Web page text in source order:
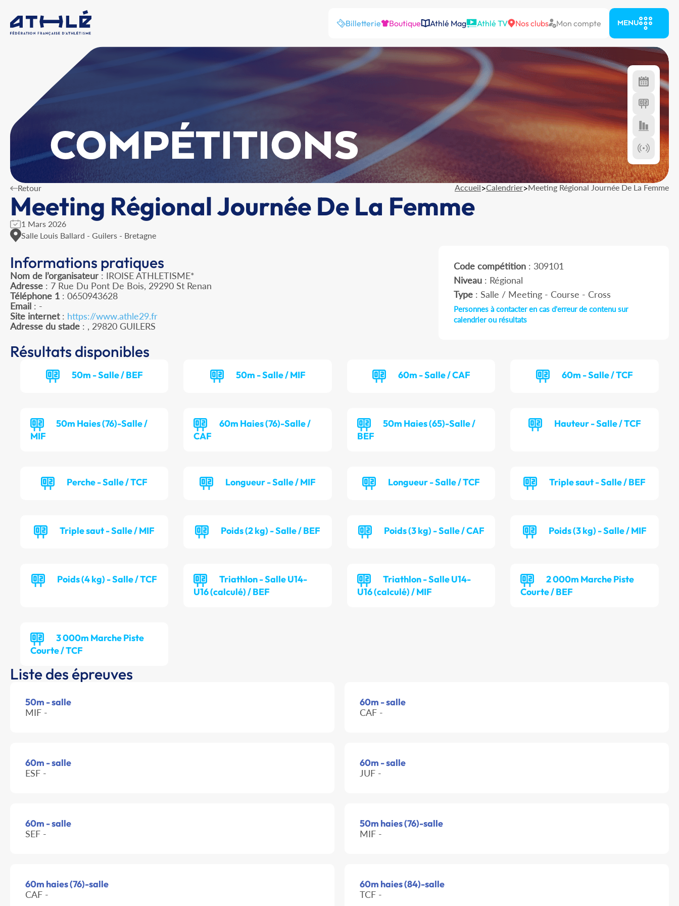
Billetterie Boutique Athlé Mag Athlé TV Nos clubs Mon compte MENU
COMPÉTITIONS
Retour Accueil>Calendrier>Meeting Régional Journée De La Femme
Meeting Régional Journée De La Femme
1 Mars 2026
Salle Louis Ballard - Guilers - Bretagne
Informations pratiques
Nom de l’organisateur : IROISE ATHLETISME*
Adresse : 7 Rue Du Pont De Bois, 29290 St Renan
Téléphone 1 : 0650943628
Email : -
Site internet: https://www.athle29.fr
Adresse du stade : , 29820 GUILERS
Code compétition: 309101
Niveau: Régional
Type: Salle / Meeting - Course - Cross
Personnes à contacter en cas d'erreur de contenu sur
calendrier ou résultats
Résultats disponibles
50m - Salle / BEF 50m - Salle / MIF 60m - Salle / CAF 60m - Salle / TCF
50m Haies (76)-Salle /
MIF
60m Haies (76)-Salle /
CAF
50m Haies (65)-Salle /
BEF
Hauteur - Salle / TCF
Perche - Salle / TCF Longueur - Salle / MIF Longueur - Salle / TCF Triple saut - Salle / BEF
Triple saut - Salle / MIF Poids (2 kg) - Salle / BEF Poids (3 kg) - Salle / CAF Poids (3 kg) - Salle / MIF
Poids (4 kg) - Salle / TCF
Triathlon - Salle U14-
U16 (calculé) / BEF
Triathlon - Salle U14-
U16 (calculé) / MIF
2 000m Marche Piste
Courte / BEF
3 000m Marche Piste
Courte / TCF
Liste des épreuves
50m - salle
MIF -
60m - salle
CAF -
60m - salle
ESF -
60m - salle
JUF -
60m - salle
SEF -
50m haies (76)-salle
MIF -
60m haies (76)-salle
CAF -
60m haies (84)-salle
TCF -